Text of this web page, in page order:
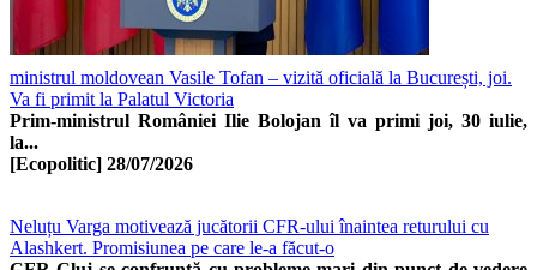
ministrul moldovean Vasile Tofan – vizită oficială la București, joi.
Va fi primit la Palatul Victoria
Prim-ministrul României Ilie Bolojan îl va primi joi, 30 iulie,
la...
[Ecopolitic] 28/07/2026
Neluțu Varga motivează jucătorii CFR-ului înaintea returului cu
Alashkert. Promisiunea pe care le-a făcut-o